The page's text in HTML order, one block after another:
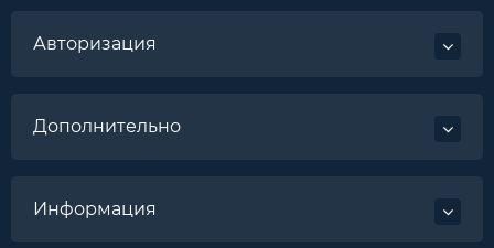
Авторизация
Дополнительно
Информация